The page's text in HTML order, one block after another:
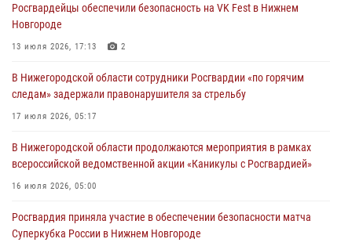
13 июля 2026, 17:13
Нижегородские росгвардейцы за прошедшую неделю выезжали
13 июля 2026, 06:45
Росгвардейцы предотвратили серию краж в Нижнем Новгороде
Росгвардейцы обеспечили безопасность на VK Fest в Нижнем
Новгороде
13 июля 2026, 17:13 2
В Нижегородской области сотрудники Росгвардии «по горячим
следам» задержали правонарушителя за стрельбу
17 июля 2026, 05:17
В Нижегородской области продолжаются мероприятия в рамках
всероссийской ведомственной акции «Каникулы с Росгвардией»
16 июля 2026, 05:00
Росгвардия приняла участие в обеспечении безопасности матча
Суперкубка России в Нижнем Новгороде